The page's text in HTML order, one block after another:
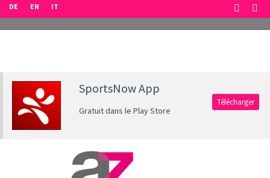
DE EN IT
SportsNow App
Gratuit dans le Play Store
Télécharger